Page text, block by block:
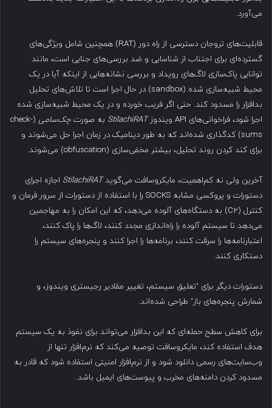
می‌آورد.
قابلیت‌های تروجان دسترسی از راه دور (RAT) همچنین شامل ویژگی‌های
گسترده‌ای برای اجتناب از شناسایی و ضد بررسی‌های جنایی است، مانند
توانایی پاک‌سازی لاگ‌های رویداد و بررسی نشانه‌هایی از اینکه آیا در یک
محیط شبیه‌سازی شده (sandbox) در حال اجرا است تا تلاش‌های تحلیل
بدافزار را مسدود کند. حتی اگر فریب خورده و در یک محیط شبیه‌سازی شده
اجرا شود، فراخوانی‌های API ویندوز
StilachiRAT به صورت چک‌سامی (check-
sums) کدگذاری شده‌اند که به طور دینامیک در زمان اجرا حل می‌شوند و
برای کند کردن روند تحلیل، بیشتر مخفی‌سازی (obfuscation) می‌شوند.
آخرین ولی نه کم‌اهمیت، مایکروسافت می‌گویدStilachiRAT اجازه اجرای
دستورات و پروکسی مشابه SOCKS را با استفاده از دستورات از سرور فرمان و
کنترل (C2) به دستگاه‌های آلوده می‌دهد، که این امکان را به مهاجمین
می‌دهد تا سیستم آلوده را راه‌اندازی مجدد کنند، لاگ‌ها را پاک کنند،
اعتبارنامه‌ها را سرقت کنند، برنامه‌ها را اجرا کنند و پنجره‌های سیستم را
دستکاری کنند.
دستورات دیگر برای ‘تعلیق سیستم، تغییر مقادیر رجیستری ویندوز، و
شمارش پنجره‌های باز’ طراحی شده‌اند.
برای کاهش سطح حمله‌ای که این بدافزار می‌تواند برای نفوذ به یک سیستم
هدف استفاده کند، مایکروسافت توصیه می‌کند که نرم‌افزار تنها از
وب‌سایت‌های رسمی دانلود شود و از نرم‌افزار امنیتی استفاده شود که قادر به
مسدود کردن دامنه‌های مخرب و پیوست‌های ایمیل باشد.